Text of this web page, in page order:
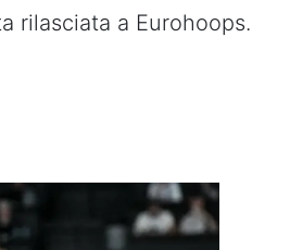
rilasciata a Eurohoops.